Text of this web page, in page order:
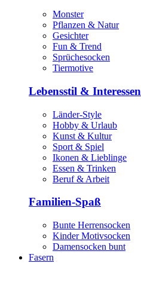
Monster
Pflanzen & Natur
Gesichter
Fun & Trend
Sprüchesocken
Tiermotive
Lebensstil & Interessen
Länder-Style
Hobby & Urlaub
Kunst & Kultur
Sport & Spiel
Ikonen & Lieblinge
Essen & Trinken
Beruf & Arbeit
Familien-Spaß
Bunte Herrensocken
Kinder Motivsocken
Damensocken bunt
Fasern